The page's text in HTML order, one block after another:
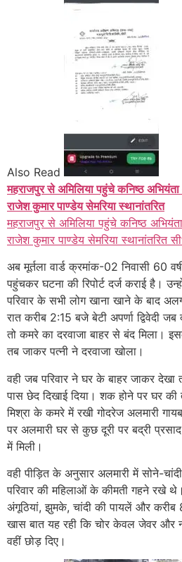
Also Read
महराजपुर से अमिलिया पहुंचे कनिष्ठ
राजेश कुमार पाण्डेय सेमरिया स्थानांतरित
महराजपुर से अमिलिया पहुंचे कनिष्ठ
राजेश कुमार पाण्डेय सेमरिया स्थानांतरित
अब मूर्तला वार्ड क्रमांक-02 निवासी 60
पहुंचकर घटना की रिपोर्ट दर्ज कराई है।
परिवार के सभी लोग खाना खाने के बाद
रात करीब 2:15 बजे बेटी अपर्णा द्विवेदी
तो कमरे का दरवाजा बाहर से बंद मिला।
तब जाकर पत्नी ने दरवाजा खोला।
वही जब परिवार ने घर के बाहर जाकर
पास छेद दिखाई दिया। शक होने पर घर की
मिश्रा के कमरे में रखी गोदरेज अलमारी
पर अलमारी घर से कुछ दूरी पर बद्री
में मिली।
वही पीड़ित के अनुसार अलमारी में सोने-
परिवार की महिलाओं के कीमती गहने रखे
अंगूठियां, झुमके, चांदी की पायलें और
खास बात यह रही कि चोर केवल जेवर
वहीं छोड़ दिए।